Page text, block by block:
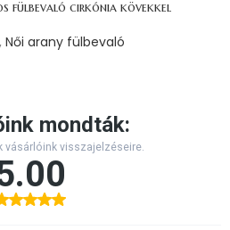
fülbevaló cirkónia kövekkel
, Női arany fülbevaló